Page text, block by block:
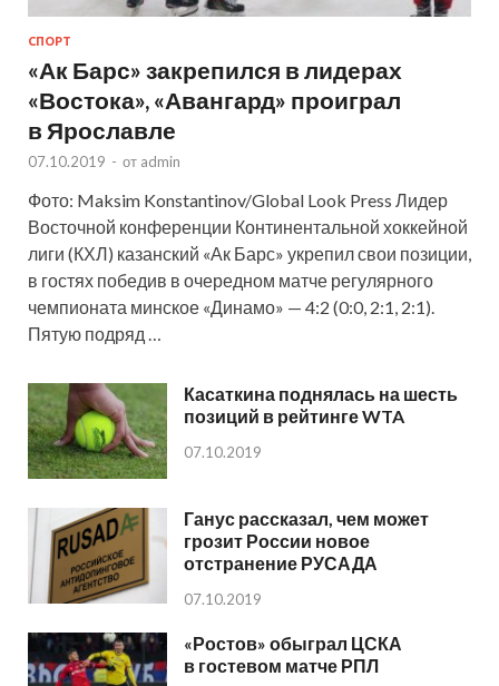
СПОРТ
«Ак Барс» закрепился в лидерах
«Востока», «Авангард» проиграл
в Ярославле
07.10.2019 - от admin
Фото: Maksim Konstantinov/Global Look Press Лидер
Восточной конференции Континентальной хоккейной
лиги (КХЛ) казанский «Ак Барс» укрепил свои позиции,
в гостях победив в очередном матче регулярного
чемпионата минское «Динамо» — 4:2 (0:0, 2:1, 2:1).
Пятую подряд …
Касаткина поднялась на шесть
позиций в рейтинге WTA
07.10.2019
Ганус рассказал, чем может
грозит России новое
отстранение РУСАДА
07.10.2019
«Ростов» обыграл ЦСКА
в гостевом матче РПЛ